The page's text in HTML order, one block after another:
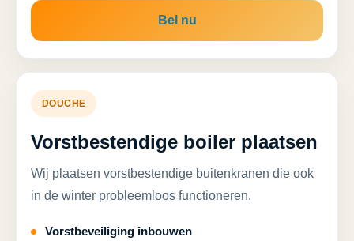
Bel nu
DOUCHE
Vorstbestendige boiler plaatsen
Wij plaatsen vorstbestendige buitenkranen die ook
in de winter probleemloos functioneren.
Vorstbeveiliging inbouwen